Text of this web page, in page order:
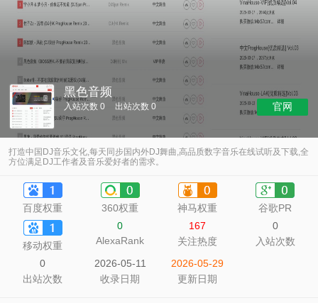
黑色音频
入站次数 0 出站次数 0 官网
打造中国DJ音乐文化,每天同步国内外DJ舞曲,高品质数字音乐在线试听及下载,全
方位满足DJ工作者及音乐爱好者的需求。
百度权重 360权重 神马权重 谷歌PR
移动权重
0
AlexaRank
167
关注热度
0
入站次数
0
出站次数
2026-05-11
收录日期
2026-05-29
更新日期